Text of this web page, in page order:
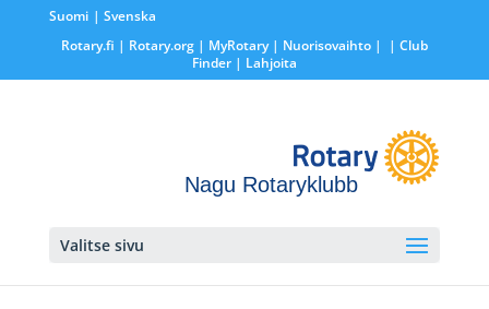
Suomi
Svenska
Rotary.fi | Rotary.org| MyRotary | Nuorisovaihto|
| Club
Finder| Lahjoita
Nagu Rotaryklubb
Valitse sivu